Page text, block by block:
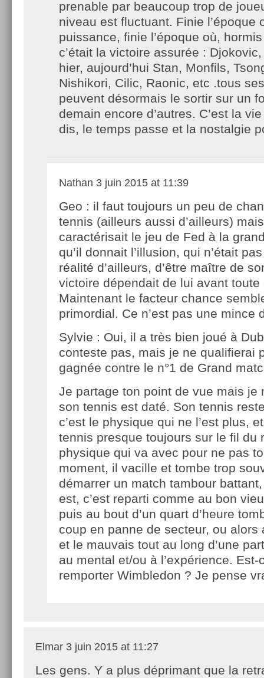
prenable par beaucoup trop de
niveau est fluctuant. Finie l’époque
puissance, finie l’époque où,
c’était la victoire assurée :
hier, aujourd’hui Stan, Monfils,
Nishikori, Cilic, Raonic, etc .tous
peuvent désormais le sortir sur un
demain encore d’autres. C’est la
dis, le temps passe et la nostalgie
Nathan 3 juin 2015 at 11:39
Geo : il faut toujours un peu de
tennis (ailleurs aussi d’ailleurs)
caractérisait le jeu de Fed à la
qu’il donnait l’illusion, qui n’était
réalité d’ailleurs, d’être maître de
victoire dépendait de lui avant toute
Maintenant le facteur chance
primordial. Ce n’est pas une mince
Sylvie : Oui, il a très bien joué à
conteste pas, mais je ne qualifierai
gagnée contre le n°1 de Grand
Je partage ton point de vue mais je
son tennis est daté. Son tennis
c’est le physique qui ne l’est plus,
tennis presque toujours sur le fil du
physique qui va avec pour ne pas
moment, il vacille et tombe trop
démarrer un match tambour
est, c’est reparti comme au bon
puis au bout d’un quart d’heure
coup en panne de secteur, ou alors
et le mauvais tout au long d’une
au mental et/ou à l’expérience.
remporter Wimbledon ? Je pense
Elmar 3 juin 2015 at 11:27
Les gens. Y a plus déprimant que la